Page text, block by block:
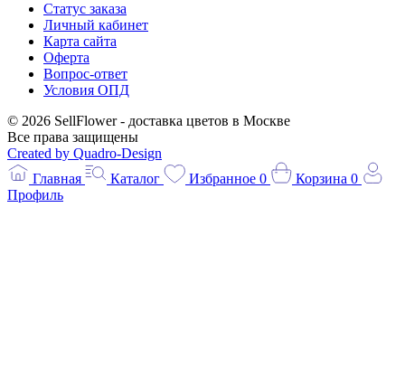
Статус заказа
Личный кабинет
Карта сайта
Оферта
Вопрос-ответ
Условия ОПД
© 2026 SellFlower - доставка цветов в Москве
Все права защищены
Created by Quadro-Design
Главная
Каталог Избранное 0 Корзина 0
Профиль